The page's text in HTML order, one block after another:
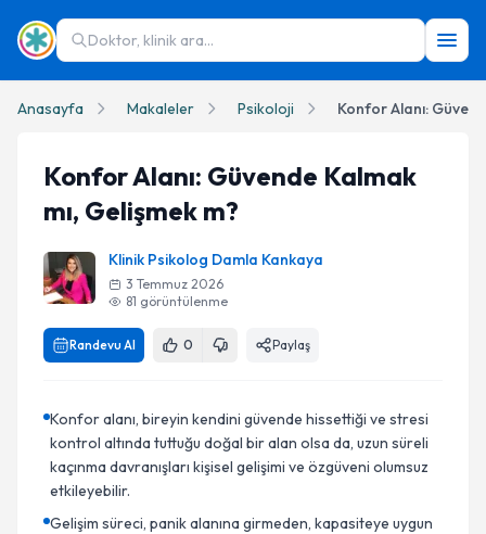
Doktor, klinik ara...
Anasayfa Makaleler Psikoloji Konfor Alanı:
Konfor Alanı: Güvende Kalmak
mı, Gelişmek m?
Klinik Psikolog Damla Kankaya
3 Temmuz 2026
81 görüntülenme
Randevu Al 0 Paylaş
Konfor alanı, bireyin kendini güvende hissettiği ve stresi
kontrol altında tuttuğu doğal bir alan olsa da, uzun süreli
kaçınma davranışları kişisel gelişimi ve özgüveni olumsuz
etkileyebilir.
Gelişim süreci, panik alanına girmeden, kapasiteye uygun